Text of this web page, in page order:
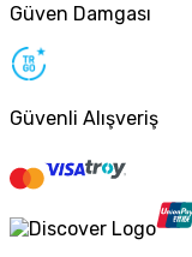
Güven Damgası
Güvenli Alışveriş